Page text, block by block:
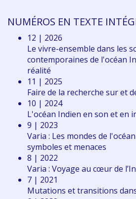
NUMÉROS EN TEXTE
12 | 2026
Le vivre-ensemble dans les
contemporaines de l'océan
réalité
11 | 2025
Faire de la recherche sur et
10 | 2024
L'océan Indien en son et en
9 | 2023
Varia : Les mondes de
symboles et menaces
8 | 2022
Varia : Voyage au cœur de
7 | 2021
Mutations et transitions